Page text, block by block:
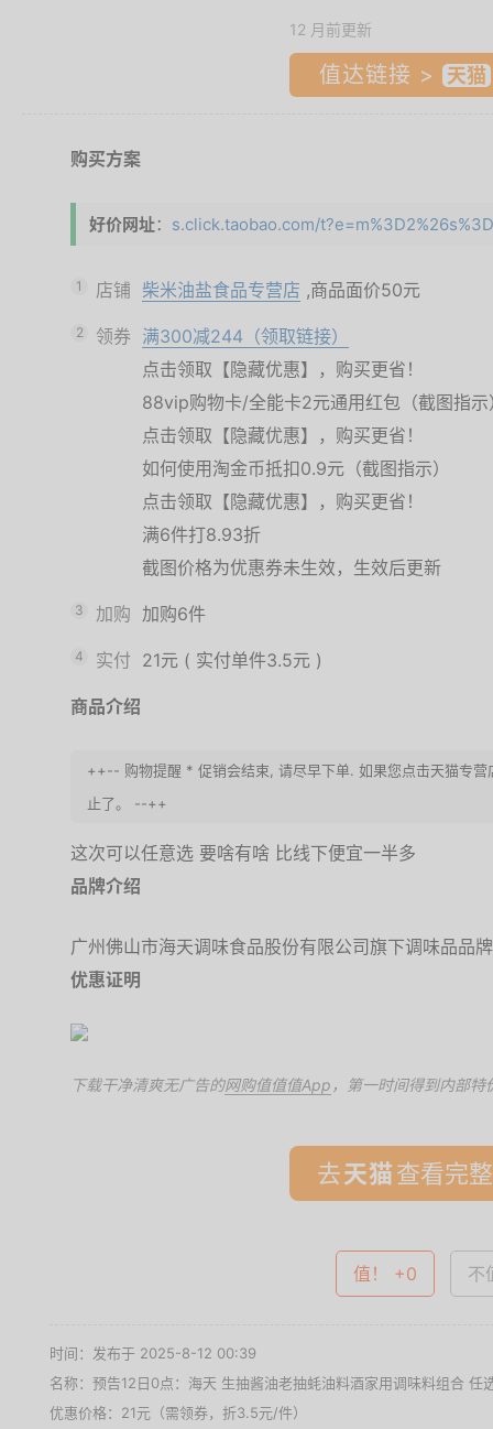
12 月前更新
值达链接 >
购买方案
好价网址： s.click.taobao.com/
1 店铺 柴米油盐食品专营店 ,商品面价50元
2 领券 满300减244（领取链接）
点击领取【隐藏优惠】，购买更省！
88vip购物卡/全能卡2元通用红包（截图指示
点击领取【隐藏优惠】，购买更省！
如何使用淘金币抵扣0.9元（截图指示）
点击领取【隐藏优惠】，购买更省！
满6件打8.93折
截图价格为优惠券未生效，生效后更新
3 加购 加购6件
4 实付 21元 ( 实付单件3.5元 )
商品介绍
++-- 购物提醒 * 促销会结束, 请尽早下单. 如果您点击天猫专营
止了。 --++
这次可以任意选 要啥有啥 比线下便宜一半多
品牌介绍
广州佛山市海天调味食品股份有限公司旗下调味品品
优惠证明
下载干净清爽无广告的网购值值值App ，第一时间得到内部特
去 查看完
值！ +0 不
时间：发布于 2025-8-12 00:39
名称： 预告12日0点：海天 生抽酱油老抽蚝油料酒家用调味料组合 任
优惠价格： 21元（需领券，折3.5元/件）